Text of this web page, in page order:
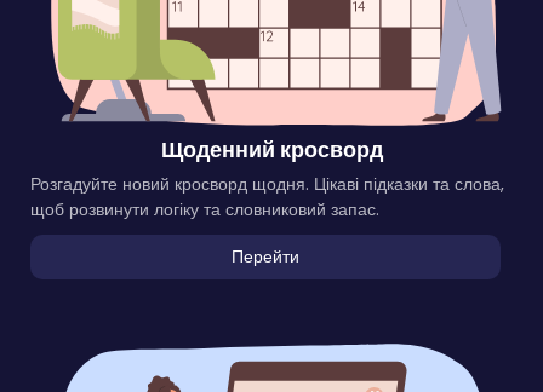
Щоденний кросворд
Розгадуйте новий кросворд щодня. Цікаві підказки та слова,
щоб розвинути логіку та словниковий запас.
Перейти